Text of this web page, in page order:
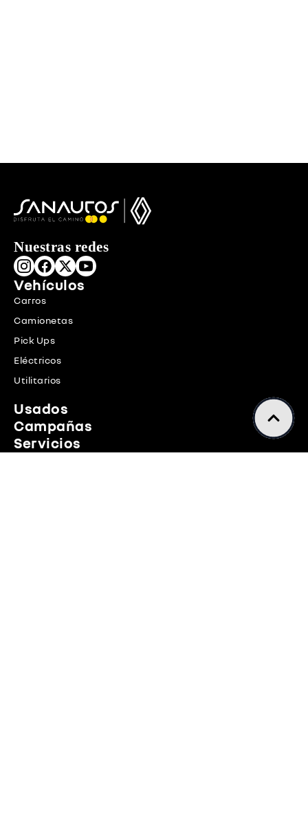
Nuestras redes
Vehículos
Carros
Camionetas
Pick Ups
Eléctricos
Utilitarios
Usados
Campañas
Servicios